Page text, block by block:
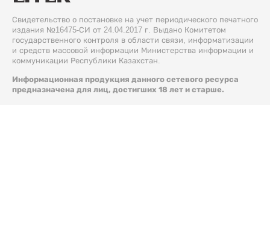
Свидетельство о постановке на учет периодического печатного
издания №16475-СИ от 24.04.2017 г. Выдано Комитетом
государственного контроля в области связи, информатизации
и средств массовой информации Министерства информации и
коммуникации Республики Казахстан.
Информационная продукция данного сетевого ресурса
предназначена для лиц, достигших 18 лет и старше.